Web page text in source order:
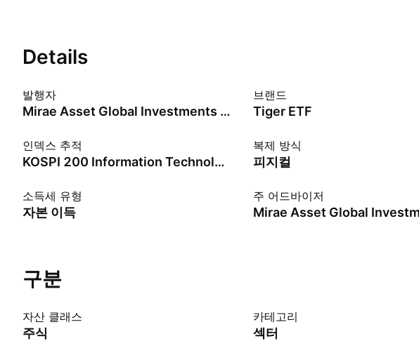
Details
발행자
Mirae Asset Global Investments Co., Ltd.
브랜드
Tiger ETF
인덱스 추적
KOSPI 200 Information Technology - KRW
복제 방식
피지컬
소득세 유형
자본 이득
주 어드바이저
구분
자산 클래스
주식
카테고리
섹터